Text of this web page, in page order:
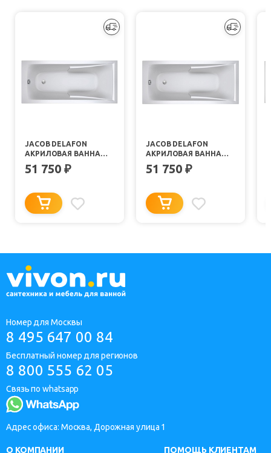
JACOB DELAFON
АКРИЛОВАЯ ВАННА
CORVETTE 3 170X75
E60901-00
51 750 ₽
JACOB DELAFON
АКРИЛОВАЯ ВАННА
CORVETTE 3 160X70
E60903-00
51 750 ₽
Номер для Москвы
8 495 647 00 84
Бесплатный номер для регионов
8 800 555 62 05
Связь по whatsapp
Адрес офиса: Москва, Дорожная улица 1
О КОМПАНИИ
ПОМОЩЬ КЛИЕНТАМ